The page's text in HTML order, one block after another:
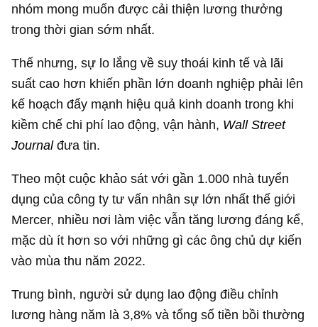
nhóm mong muốn được cải thiện lương thưởng
trong thời gian sớm nhất.
Thế nhưng, sự lo lắng về suy thoái kinh tế và lãi
suất cao hơn khiến phần lớn doanh nghiệp phải lên
kế hoạch đẩy mạnh hiệu quả kinh doanh trong khi
kiềm chế chi phí lao động, vận hành, Wall Street
Journalđưa tin.
Theo một cuộc khảo sát với gần 1.000 nhà tuyển
dụng của công ty tư vấn nhân sự lớn nhất thế giới
Mercer, nhiều nơi làm việc vẫn tăng lương đáng kể,
mặc dù ít hơn so với những gì các ông chủ dự kiến ​​
vào mùa thu năm 2022.
Trung bình, người sử dụng lao động điều chỉnh
lương hàng năm là 3,8% và tổng số tiền bồi thường